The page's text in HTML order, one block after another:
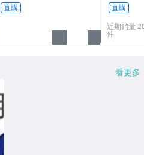
直購
直購
近期銷量
件
看更多